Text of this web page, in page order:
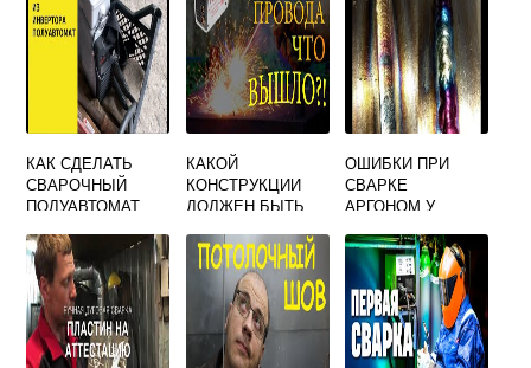
КАК СДЕЛАТЬ
СВАРОЧНЫЙ
ПОЛУАВТОМАТ
В ДОМАШНИХ
УСЛОВИЯХ
КАКОЙ
КОНСТРУКЦИИ
ДОЛЖЕН БЫТЬ
КАБЕЛЬ ДЛЯ
ПОДВОДА
СВАРОЧНОГО
ТОКА К
ЭЛЕКТРОДОДЕРЖ
АТЕЛЮ
ОШИБКИ ПРИ
СВАРКЕ
АРГОНОМ У
НЕ ТОЛЬКО